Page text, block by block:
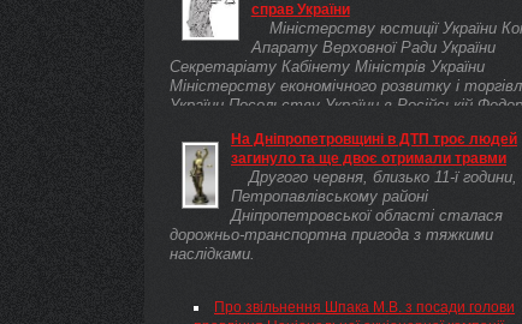
справ України
Міністерству юстиції України
Апарату Верховної Ради України
Секретаріату Кабінету Міністрів України
Міністерству економічного розвитку і
України Посольству України в Російській
На Дніпропетровщині в ДТП троє людей
загинуло та ще двоє отримали травми
Другого червня, близько 11-ї години,
Петропавлівському районі
Дніпропетровської області сталася
дорожньо-транспортна пригода з тяжкими
наслідками.
Про звільнення Шпака М.В. з посади голови